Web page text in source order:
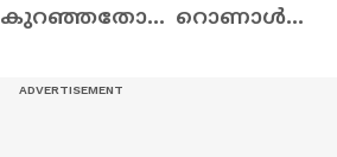
കുറഞ്ഞതോ